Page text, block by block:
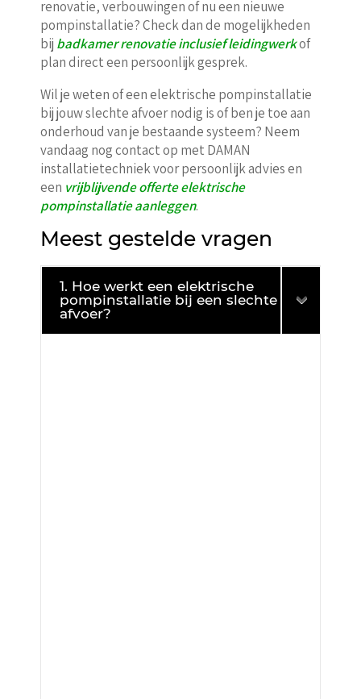
renovatie, verbouwingen of nu een nieuwe
pompinstallatie? Check dan de mogelijkheden
bij badkamer renovatie inclusief leidingwerkof
plan direct een persoonlijk gesprek.
Wil je weten of een elektrische pompinstallatie
bij jouw slechte afvoer nodig is of ben je toe aan
onderhoud van je bestaande systeem? Neem
vandaag nog contact op met DAMAN
installatietechniek voor persoonlijk advies en
een vrijblijvende offerte elektrische
pompinstallatie aanleggen.
Meest gestelde vragen
1. Hoe werkt een elektrische
pompinstallatie bij een slechte
afvoer?